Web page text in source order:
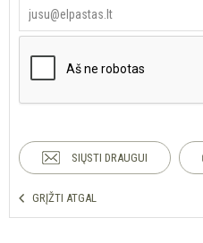
SIŲSTI DRAUGUI
GRĮŽTI ATGAL